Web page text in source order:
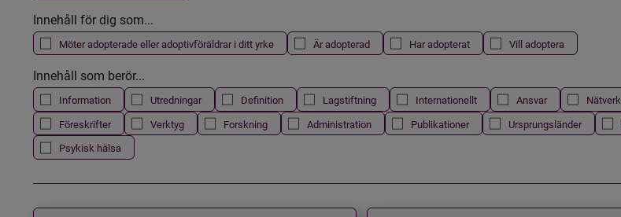
Innehåll för dig som...
Möter adopterade eller adoptivföräldrar i ditt yrke Är adopterad Har adopterat Vill adoptera
Innehåll som berör...
Information Utredningar Definition Lagstiftning Internationellt Ansvar Nätverk
Föreskrifter
Verktyg Forskning Administration Publikationer Ursprungsländer
Psykisk hälsa